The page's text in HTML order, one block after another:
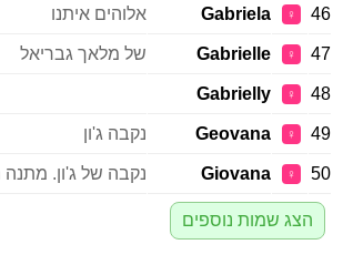
46
♀
Gabriela אלוהים איתנו
47
♀
Gabrielle של מלאך גבריאל
48
♀
Gabrielly
49
♀
Geovana נקבה ג'ון
50
♀
Giovana נקבה של ג'ון. מתנה
הצג שמות נוספים